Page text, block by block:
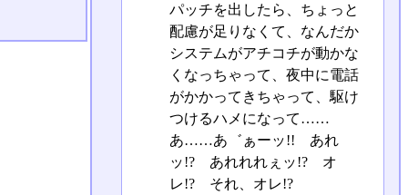
パッチを出したら、ちょっと
配慮が足りなくて、なんだか
システムがアチコチが動かな
くなっちゃって、夜中に電話
がかかってきちゃって、駆け
つけるハメになって……
あ……あ゛ぁーッ!! あれ
ッ!? あれれれぇッ!? オ
レ!? それ、オレ!?